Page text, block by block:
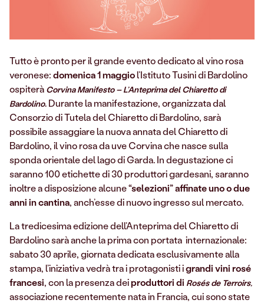
Tutto è pronto per il grande evento dedicato al vino rosa
veronese:domenica 1 maggiol’Istituto Tusini di Bardolino
ospiterà Corvina Manifesto – L’Anteprima del Chiaretto di
Bardolino. Durante la manifestazione, organizzata dal
Consorzio di Tutela del Chiaretto di Bardolino, sarà
possibile assaggiare la nuova annata del Chiaretto di
Bardolino, il vino rosa da uve Corvina che nasce sulla
sponda orientale del lago di Garda. In degustazione ci
saranno 100 etichette di 30 produttori gardesani, saranno
inoltre a disposizione alcune“selezioni” affinate uno o due
anni in cantina, anch’esse di nuovo ingresso sul mercato.
La tredicesima edizione dell’Anteprima del Chiaretto di
Bardolino sarà anche la prima con portata internazionale:
sabato 30 aprile, giornata dedicata esclusivamente alla
stampa, l’iniziativa vedrà tra i protagonisti igrandi vini rosé
francesi, con la presenza deiproduttori di Rosés de Terroirs,
associazione recentemente nata in Francia, cui sono state